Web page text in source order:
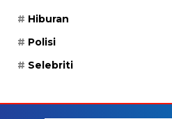
Hiburan
Polisi
Selebriti